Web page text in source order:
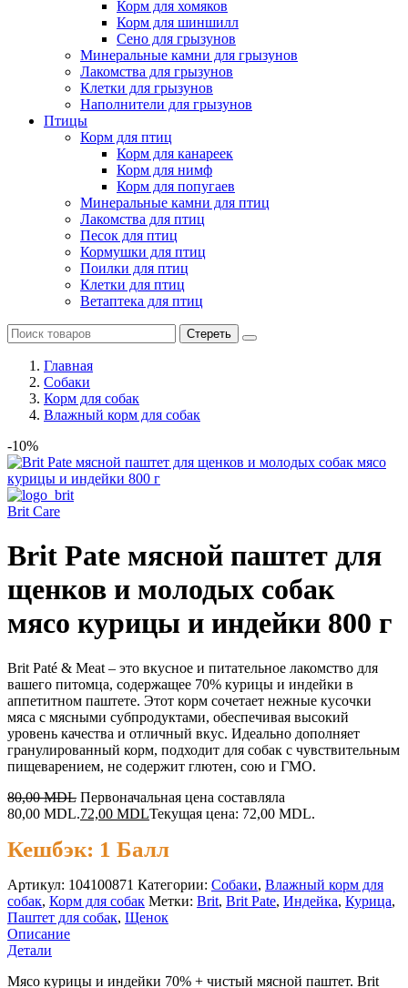
Корм для хомяков
Корм для шиншилл
Сено для грызунов
Минеральные камни для грызунов
Лакомства для грызунов
Клетки для грызунов
Наполнители для грызунов
Птицы
Корм для птиц
Корм для канареек
Корм для нимф
Корм для попугаев
Минеральные камни для птиц
Лакомства для птиц
Песок для птиц
Кормушки для птиц
Поилки для птиц
Клетки для птиц
Ветаптека для птиц
Стереть
Главная
Cобаки
Корм для собак
Влажный корм для собак
-10%
Brit Care
Brit Pate мясной паштет для
щенков и молодых собак
мясо курицы и индейки 800 г
Brit Paté & Meat – это вкусное и питательное лакомство для
вашего питомца, содержащее 70% курицы и индейки в
аппетитном паштете. Этот корм сочетает нежные кусочки
мяса с мясными субпродуктами, обеспечивая высокий
уровень качества и отличный вкус. Идеально дополняет
гранулированный корм, подходит для собак с чувствительным
пищеварением, не содержит глютен, сою и ГМО.
80,00MDL Первоначальная цена составляла
80,00 MDL.72,00 MDLТекущая цена: 72,00 MDL.
Кешбэк: 1 Балл
Артикул: 104100871 Категории: Cобаки, Влажный корм для
собак, Корм для собак Метки: Brit, Brit Pate, Индейка, Курица,
Паштет для собак, Щенок
Описание
Детали
Мясо курицы и индейки 70% + чистый мясной паштет. Brit